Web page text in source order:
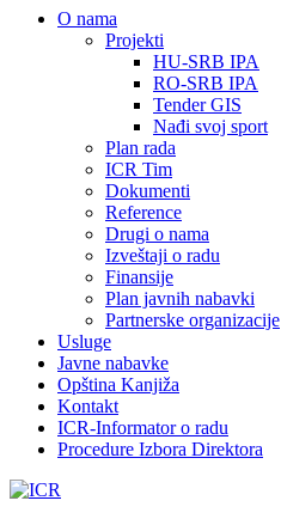
О nama
Projekti
HU-SRB IPA
RO-SRB IPA
Tender GIS
Nađi svoj sport
Plan rada
ICR Tim
Dokumenti
Reference
Drugi o nama
Izveštaji o radu
Finansije
Plan javnih nabavki
Partnerske organizacije
Usluge
Javne nabavke
Opština Kanjiža
Kontakt
ICR-Informator o radu
Procedure Izbora Direktora